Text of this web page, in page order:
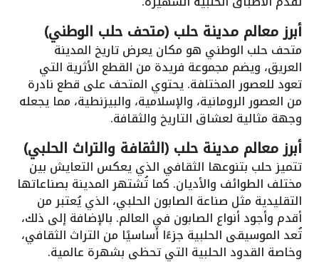
أبرز معالم مدينة حلب (متحف حلب الوطني)
متحف حلب الوطني هو مكان يعرض تاريخ المدينة
العريق، ويضم مجموعة فريدة من القطع الأثرية التي
تعود للعصور المختلفة. يحتوي المتحف على قطع نادرة
من العصور الرومانية، والإسلامية، والبيزنطية، مما يجعله
وجهة مثالية لعشاق التاريخ والثقافة.
أبرز معالم مدينة حلب (الثقافة والتراث الحلبي)
تتميز حلب بتنوعها الثقافي الذي يعكس التعايش بين
مختلف الطوائف والأديان. كما تُشتهر المدينة بصناعاتها
التقليدية مثل صناعة الصابون الحلبي، الذي يُعتبر من
أقدم وأجود أنواع الصابون في العالم. بالإضافة إلى ذلك،
تُعد الموسيقى الحلبية جزءًا أساسيًا من التراث الثقافي،
وخاصة القدود الحلبية التي تحظى بشهرة عالمية.